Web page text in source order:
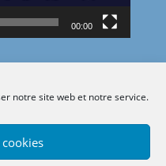
notre site web et notre service.
00:00